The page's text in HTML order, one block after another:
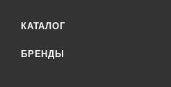
КАТАЛОГ
БРЕНДЫ